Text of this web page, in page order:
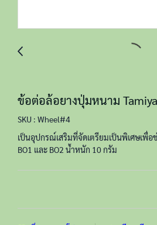
ข้อต่อล้อยางปุ่มหนาม Tamiya
SKU : Wheel#4
เป็นอุปกรณ์เสริมที่จัดเตรียมเป็นพิเศษเพื่อ
BO1 และ BO2 น้ำหนัก 10 กรัม